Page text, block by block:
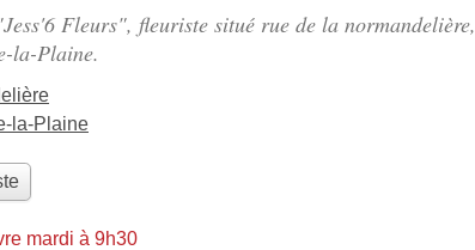
Fleurs", fleuriste situé rue de la normandelière,
la-Plaine.
la-Plaine
mardi à 9h30